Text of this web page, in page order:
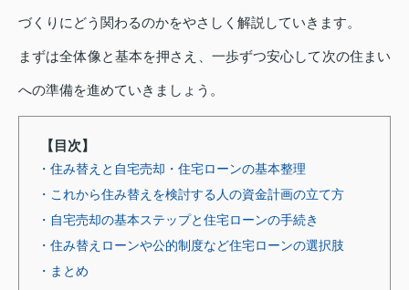
づくりにどう関わるのかをやさしく解説していきます。
まずは全体像と基本を押さえ、一歩ずつ安心して次の住まい
への準備を進めていきましょう。
【目次】
・住み替えと自宅売却・住宅ローンの基本整理
・これから住み替えを検討する人の資金計画の立て方
・自宅売却の基本ステップと住宅ローンの手続き
・住み替えローンや公的制度など住宅ローンの選択肢
・まとめ